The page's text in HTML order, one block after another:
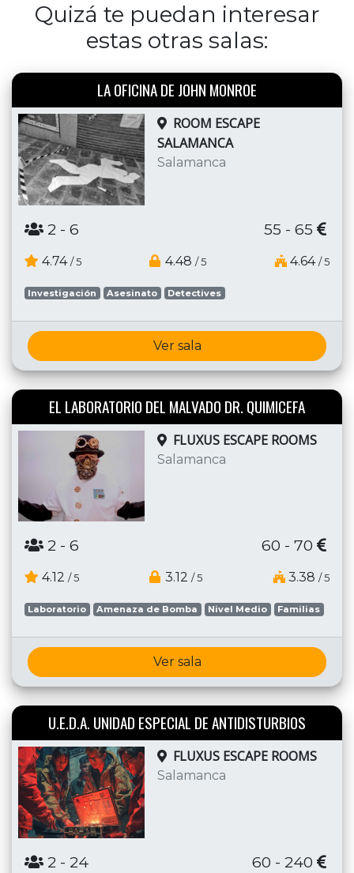
Quizá te puedan interesar
estas otras salas:
LA OFICINA DE JOHN MONROE
ROOM ESCAPE
SALAMANCA
Salamanca
2 - 6 55 - 65
4.74 / 5 4.48 / 5 4.64 / 5
Investigación Asesinato Detectives
Ver sala
EL LABORATORIO DEL MALVADO DR. QUIMICEFA
FLUXUS ESCAPE ROOMS
Salamanca
2 - 6 60 - 70
4.12 / 5 3.12 / 5 3.38 / 5
Laboratorio Amenaza de Bomba Nivel Medio Familias
Ver sala
U.E.D.A. UNIDAD ESPECIAL DE ANTIDISTURBIOS
FLUXUS ESCAPE ROOMS
Salamanca
2 - 24 60 - 240